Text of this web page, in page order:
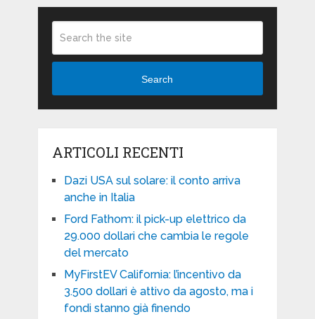
Search
ARTICOLI RECENTI
Dazi USA sul solare: il conto arriva
anche in Italia
Ford Fathom: il pick-up elettrico da
29.000 dollari che cambia le regole
del mercato
MyFirstEV California: l’incentivo da
3.500 dollari è attivo da agosto, ma i
fondi stanno già finendo